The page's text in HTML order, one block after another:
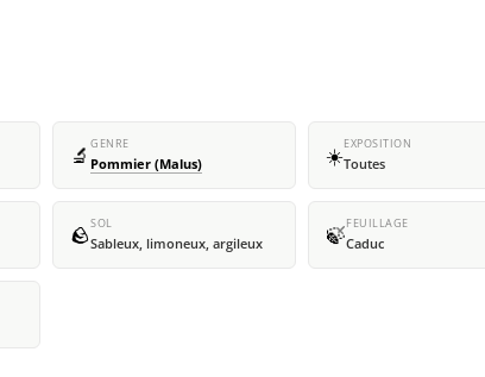
🔬 GENRE
Pommier (Malus) ☀️EXPOSITION
Toutes
🪨SOL
Sableux, limoneux, argileux 🍃FEUILLAGE
Caduc